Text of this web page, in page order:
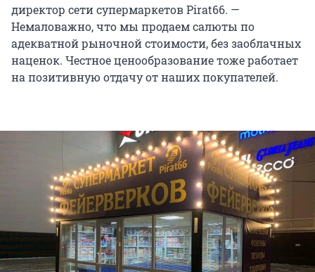
директор сети супермаркетов Pirat66. —
Немаловажно, что мы продаем салюты по
адекватной рыночной стоимости, без заоблачных
наценок. Честное ценообразование тоже работает
на позитивную отдачу от наших покупателей.